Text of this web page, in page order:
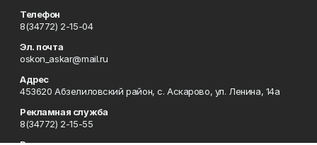
Телефон
8(34772) 2-15-04
Эл. почта
oskon_askar@mail.ru
Адрес
453620 Абзелиловский район, с. Аскарово, ул. Ленина, 14а
Рекламная служба
8(34772) 2-15-55